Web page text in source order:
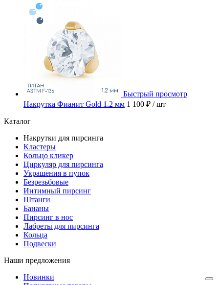
Быстрый просмотр
Накрутка Фианит Gold 1.2 мм 1 100 ₽ / шт
Каталог
Накрутки для пирсинга
Кластеры
Кольцо кликер
Циркуляр для пирсинга
Украшения в пупок
Безрезьбовые
Интимный пирсинг
Штанги
Бананы
Пирсинг в нос
Лабреты для пирсинга
Кольца
Подвески
Наши предложения
Новинки